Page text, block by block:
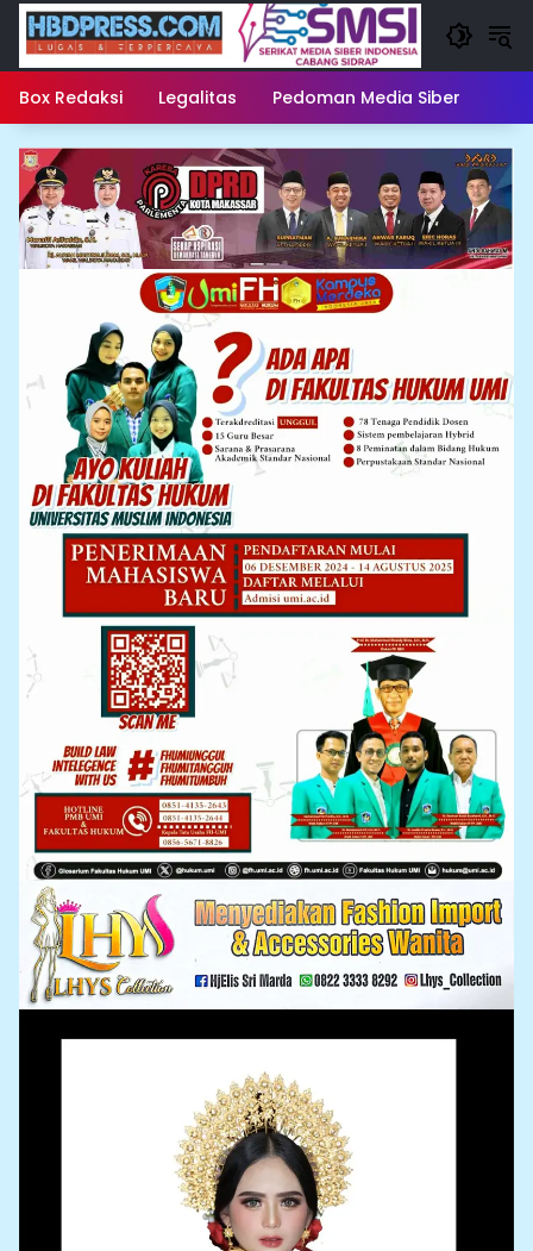
Langsung
konten
Box Redaksi Legalitas Pedoman Media Siber